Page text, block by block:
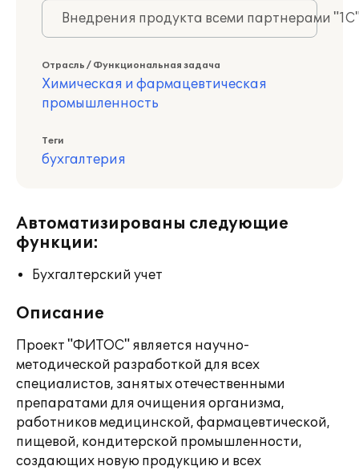
Внедрения продукта всеми партнерами
Отрасль / Функциональная задача
Химическая и фармацевтическая
промышленность
Теги
бухгалтерия
Автоматизированы следующие
функции:
Бухгалтерский учет
Описание
Проект "ФИТОС" является научно-
методической разработкой для всех
специалистов, занятых отечественными
препаратами для очищения организма,
работников медицинской, фармацевтической,
пищевой, кондитерской промышленности,
создающих новую продукцию и всех